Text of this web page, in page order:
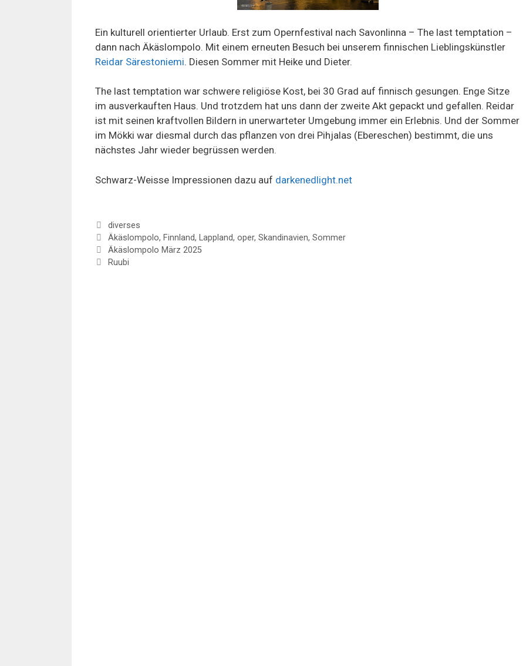
Ein kulturell orientierter Urlaub. Erst zum Opernfestival nach Savonlinna – The last temptation –
dann nach Äkäslompolo. Mit einem erneuten Besuch bei unserem finnischen Lieblingskünstler
Reidar Särestoniemi. Diesen Sommer mit Heike und Dieter.
The last temptation war schwere religiöse Kost, bei 30 Grad auf finnisch gesungen. Enge Sitze
im ausverkauften Haus. Und trotzdem hat uns dann der zweite Akt gepackt und gefallen. Reidar
ist mit seinen kraftvollen Bildern in unerwarteter Umgebung immer ein Erlebnis. Und der Sommer
im Mökki war diesmal durch das pflanzen von drei Pihjalas (Ebereschen) bestimmt, die uns
nächstes Jahr wieder begrüssen werden.
Schwarz-Weisse Impressionen dazu auf darkenedlight.net
Categories
diverses
Tags
Äkäslompolo, Finnland, Lappland, oper, Skandinavien, Sommer
Äkäslompolo März 2025
Ruubi